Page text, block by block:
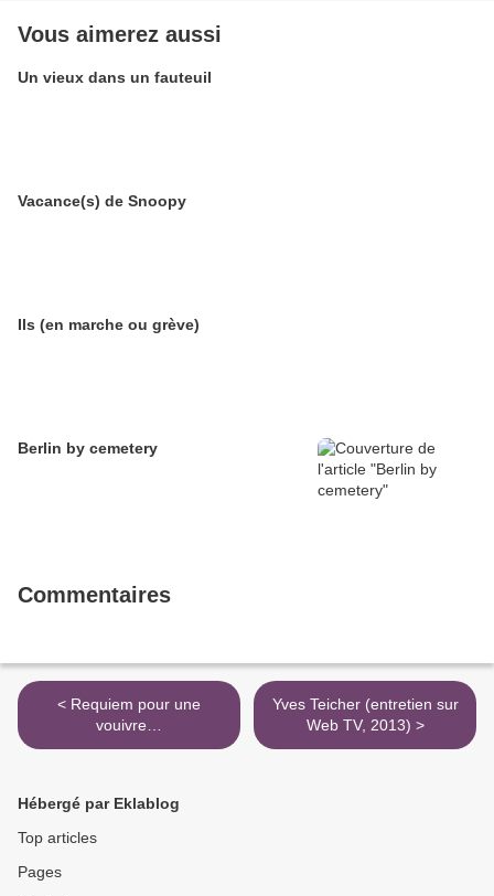
Vous aimerez aussi
Un vieux dans un fauteuil
Vacance(s) de Snoopy
Ils (en marche ou grève)
Berlin by cemetery
Commentaires
< Requiem pour une
vouivre…
Yves Teicher (entretien sur
Web TV, 2013) >
Hébergé par Eklablog
Top articles
Pages